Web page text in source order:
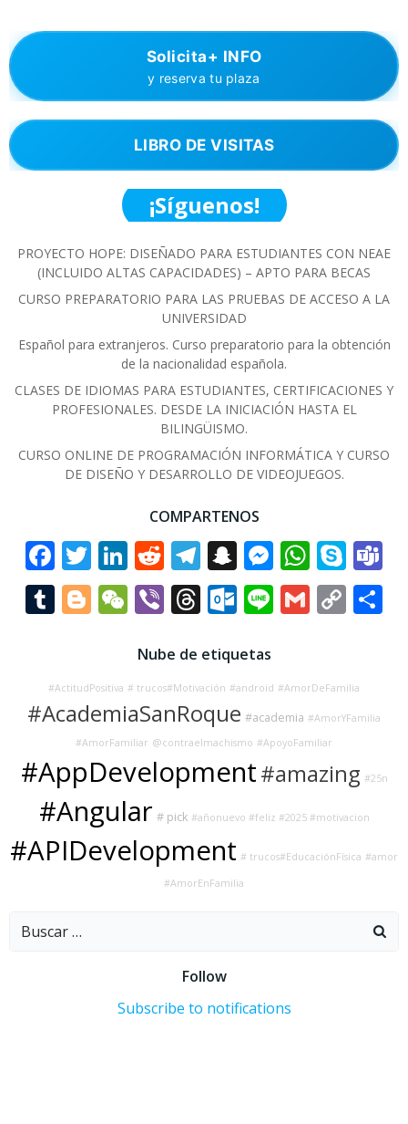
Solicita+ INFO
y reserva tu plaza
LIBRO DE VISITAS
¡Síguenos!
PROYECTO HOPE: DISEÑADO PARA ESTUDIANTES CON NEAE
(INCLUIDO ALTAS CAPACIDADES) – APTO PARA BECAS
CURSO PREPARATORIO PARA LAS PRUEBAS DE ACCESO A LA
UNIVERSIDAD
Español para extranjeros. Curso preparatorio para la obtención
de la nacionalidad española.
CLASES DE IDIOMAS PARA ESTUDIANTES, CERTIFICACIONES Y
PROFESIONALES. DESDE LA INICIACIÓN HASTA EL
BILINGÜISMO.
CURSO ONLINE DE PROGRAMACIÓN INFORMÁTICA Y CURSO
DE DISEÑO Y DESARROLLO DE VIDEOJUEGOS.
COMPARTENOS
Facebook
Twitter
LinkedIn
Reddit
Telegram
Snapchat
Tumblr
Blogger
WeChat
ViberThreads
LineGmail
Link
Nube de etiquetas
#ActitudPositiva # trucos#Motivación #android #AmorDeFamilia
#AcademiaSanRoque #academia #AmorYFamilia
#AmorFamiliar @contraelmachismo #ApoyoFamiliar
#AppDevelopment#amazing #25n
#Angular # pick #añonuevo #feliz #2025 #motivacion
#APIDevelopment # trucos#EducaciónFísica #amor
#AmorEnFamilia
Buscar:
Follow
Subscribe to notifications